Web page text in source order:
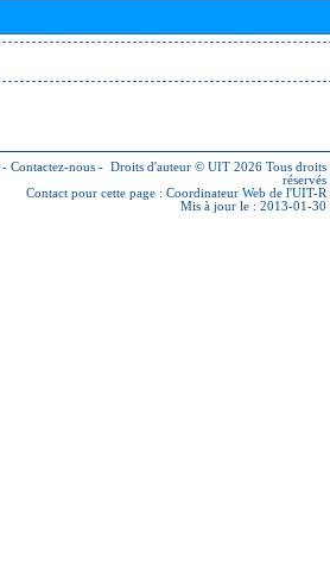
- Contactez-nous - Droits d'auteur © UIT 2026 Tous droits
réservés
Contact pour cette page : Coordinateur Web de l'UIT-R
Mis à jour le : 2013-01-30